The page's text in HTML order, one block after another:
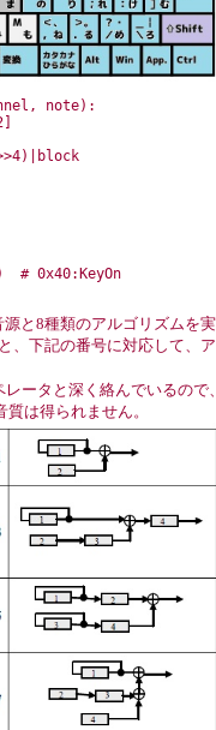
note):
# 0x40:KeyOn
と8種類のアルゴリズムを
、下記の番号に対応して、
ータと深く絡んでいるので
は得られません。